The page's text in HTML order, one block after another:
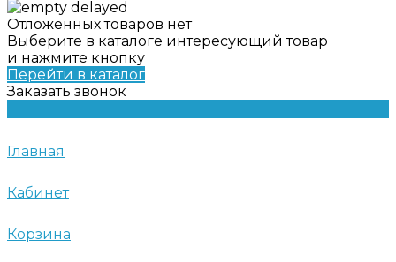
Отложенных товаров нет
Выберите в каталоге интересующий товар
и нажмите кнопку
Перейти в каталог
Заказать звонок
Главная
Кабинет
Корзина